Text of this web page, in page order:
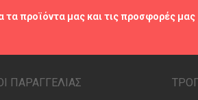
τα προϊόντα μας και τις προσφορές μας
ΠΑΡΑΓΓΕΛΙΑΣ